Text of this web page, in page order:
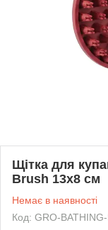
Щітка для
Brush 13х8 см
Немає в наявності
Код: GRO-